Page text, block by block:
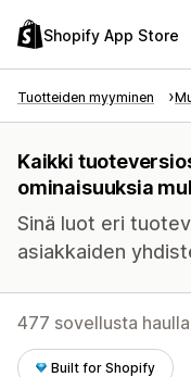
Shopify App Store
Tuotteiden myyminen
Kaikki
ominaisuuksia
Sinä luot eri
asiakkaiden
477 sovellusta haulla
Built for Shopify